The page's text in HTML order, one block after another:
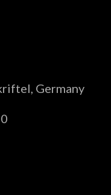
Germany